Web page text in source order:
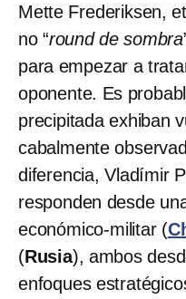
Mette Frederiksen,
no “round de sombra
para empezar a
oponente. Es
precipitada exhiban
cabalmente
diferencia, Vladímir
responden desde
económico-militar (
(Rusia), ambos
enfoques